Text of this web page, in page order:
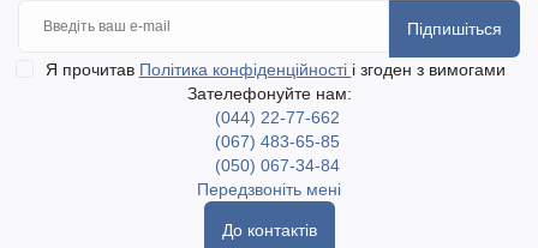
Підпишіться
Я прочитав Політика конфіденційності і згоден з вимогами
Зателефонуйте нам:
(044) 22-77-662
(067) 483-65-85
(050) 067-34-84
Передзвоніть мені
До контактів